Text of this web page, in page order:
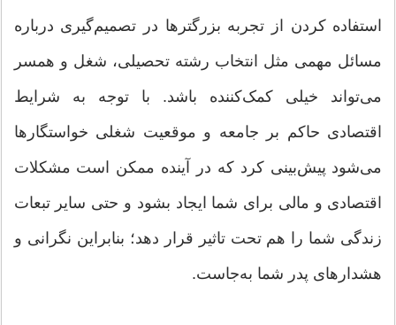
استفاده کردن از تجربه‌ بزرگترها در تصمیم‌گیری درباره
مسائل مهمی ‌مثل انتخاب رشته تحصیلی، شغل و همسر
می‌تواند خیلی کمک‌کننده باشد. با توجه به شرایط
اقتصادی حاکم بر جامعه و موقعیت شغلی خواستگارها
می‌شود پیش‌بینی کرد که در آینده ممکن است مشکلات
اقتصادی و مالی برای شما ایجاد بشود و حتی سایر تبعات
زندگی شما را هم تحت تاثیر قرار دهد؛ بنابراین نگرانی و
هشدارهای پدر شما به‌جاست.